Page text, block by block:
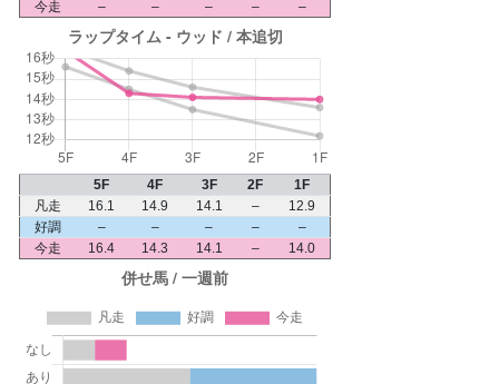
今走 – – – – –
5F 4F 3F 2F
1F
凡走
16.1 14.9 14.1 –
12.9
好調
– – – –
–
今走
16.4 14.3 14.1 – 14.0